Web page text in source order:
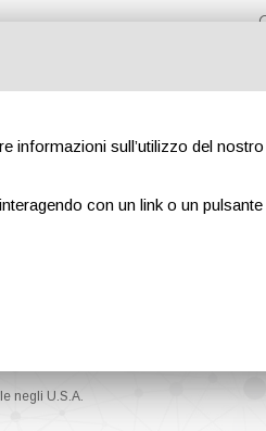
Riviste Pubblicità
negli U.S.A.
informazioni sull’utilizzo del
con un link o un